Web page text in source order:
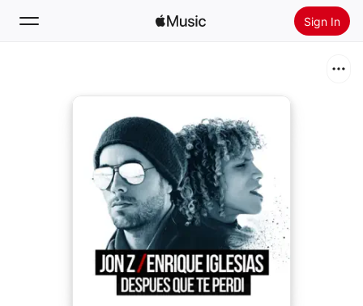
Sign In
Install Apple Music